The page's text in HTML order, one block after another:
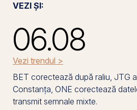
VEZI ȘI:
06.08
Vezi trendul >
BET corectează după raliu, JTG
Constanța, ONE corectează
transmit semnale mixte.